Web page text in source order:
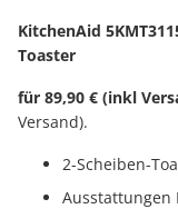
KitchenAid
Toaster
für 89,90 € (inkl
Versand).
2-Scheiben-
Ausstattungen